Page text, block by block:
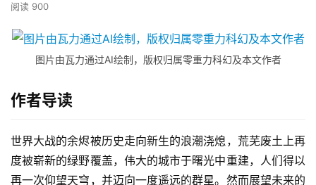
阅读 900
图片由瓦力通过AI绘制，版权归属零重力科幻及本文作者
作者导读
世界大战的余烬被历史走向新生的浪潮浇熄，荒芜废土上再
度被崭新的绿野覆盖，伟大的城市于曙光中重建，人们得以
再一次仰望天穹，并迈向一度遥远的群星。然而展望未来的